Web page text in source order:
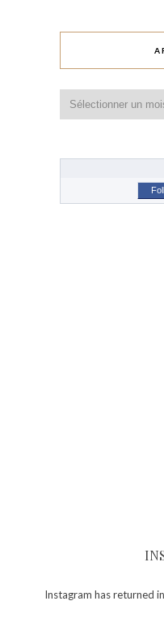
Instagram has returned